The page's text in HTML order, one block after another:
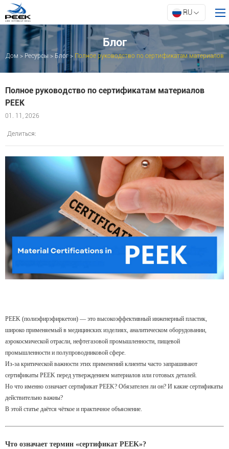
Связаться с нами
RU
Блог
Дом > Ресурсы > Блог> Полное руководство по сертификатам материалов
Полное руководство по сертификатам материалов
PEEK
01. 11, 2026
Делиться:
PEEK (полиэфирэфиркетон) — это высокоэффективный инженерный пластик,
широко применяемый в медицинских изделиях, аналитическом оборудовании,
аэрокосмической отрасли, нефтегазовой промышленности, пищевой
промышленности и полупроводниковой сфере.
Из-за критической важности этих применений клиенты часто запрашивают
сертификаты PEEK перед утверждением материалов или готовых деталей.
Но что именно означает сертификат PEEK? Обязателен ли он? И какие сертификаты
действительно важны?
В этой статье даётся чёткое и практичное объяснение.
Что означает термин «сертификат PEEK»?